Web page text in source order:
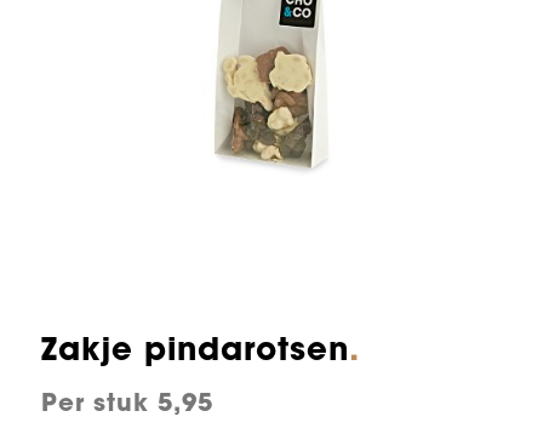
Zakje pindarotsen
5,95